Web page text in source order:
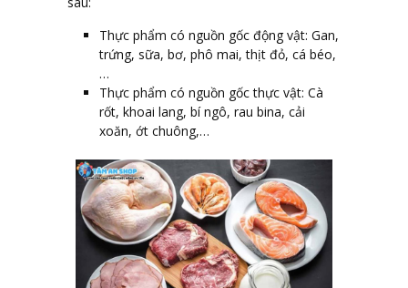
Thực phẩm có nguồn gốc động vật: Gan,
trứng, sữa, bơ, phô mai, thịt đỏ, cá béo,
…
Thực phẩm có nguồn gốc thực vật: Cà
rốt, khoai lang, bí ngô, rau bina, cải
xoăn, ớt chuông,…